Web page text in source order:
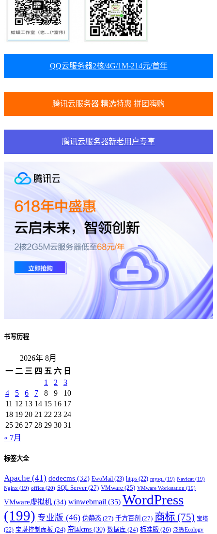
QQ云服务器2核/4G/1M-214元/首年
腾讯云服务器 精选特惠 拼团嗨购
腾讯云服务器新老用户专享
书写历程
2026年 8月
一 二 三 四 五 六 日
1
2
3
4
5 6 7 8 9
10
11 12 13 14 15 16 17
18 19 20 21 22 23 24
25 26 27 28 29 30 31
« 7月
标签大全
Apache (41) dedecms (32) EwoMail (23) https (22) mysql (19) Navicat (19)
Nginx (19) office (20) SQL Server(27) VMware (25) VMware Workstation (19)
VMware虚拟机 (34) winwebmail (35) WordPress
(199) 专业版 (46) 伪静态 (27) 千方百剂 (27) 商标 (75) 宝塔
(22) 宝塔控制面板 (24) 帝国cms (30) 数据库 (24) 标准版 (26) 泛微Ecology